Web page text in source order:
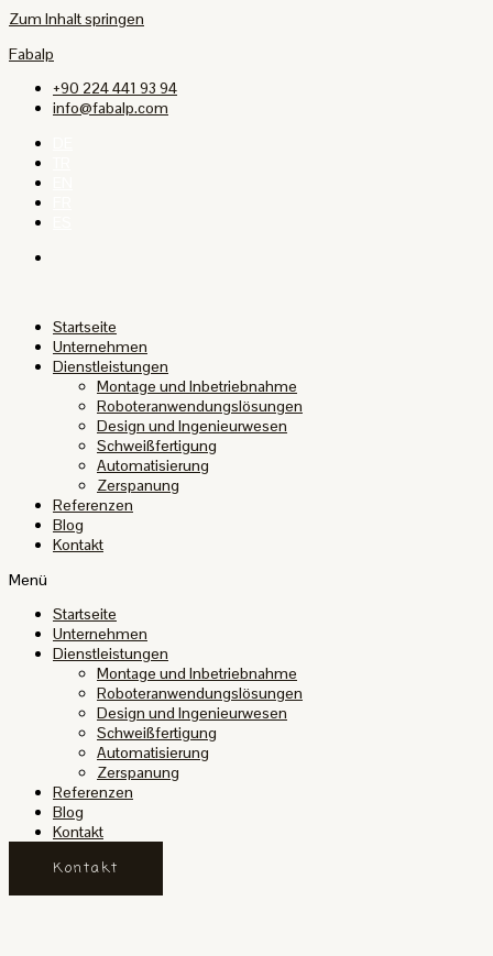
Zum Inhalt springen
Fabalp
+90 224 441 93 94
info@fabalp.com
Startseite
Unternehmen
Dienstleistungen
Montage und Inbetriebnahme
Roboteranwendungslösungen
Design und Ingenieurwesen
Schweißfertigung
Automatisierung
Zerspanung
Referenzen
Blog
Kontakt
Menü
Startseite
Unternehmen
Dienstleistungen
Montage und Inbetriebnahme
Roboteranwendungslösungen
Design und Ingenieurwesen
Schweißfertigung
Automatisierung
Zerspanung
Referenzen
Blog
Kontakt
Kontakt